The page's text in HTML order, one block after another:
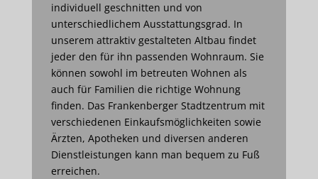
individuell geschnitten und von
unterschiedlichem Ausstattungsgrad. In
unserem attraktiv gestalteten Altbau findet
jeder den für ihn passenden Wohnraum. Sie
können sowohl im betreuten Wohnen als
auch für Familien die richtige Wohnung
finden. Das Frankenberger Stadtzentrum mit
verschiedenen Einkaufsmöglichkeiten sowie
Ärzten, Apotheken und diversen anderen
Dienstleistungen kann man bequem zu Fuß
erreichen.